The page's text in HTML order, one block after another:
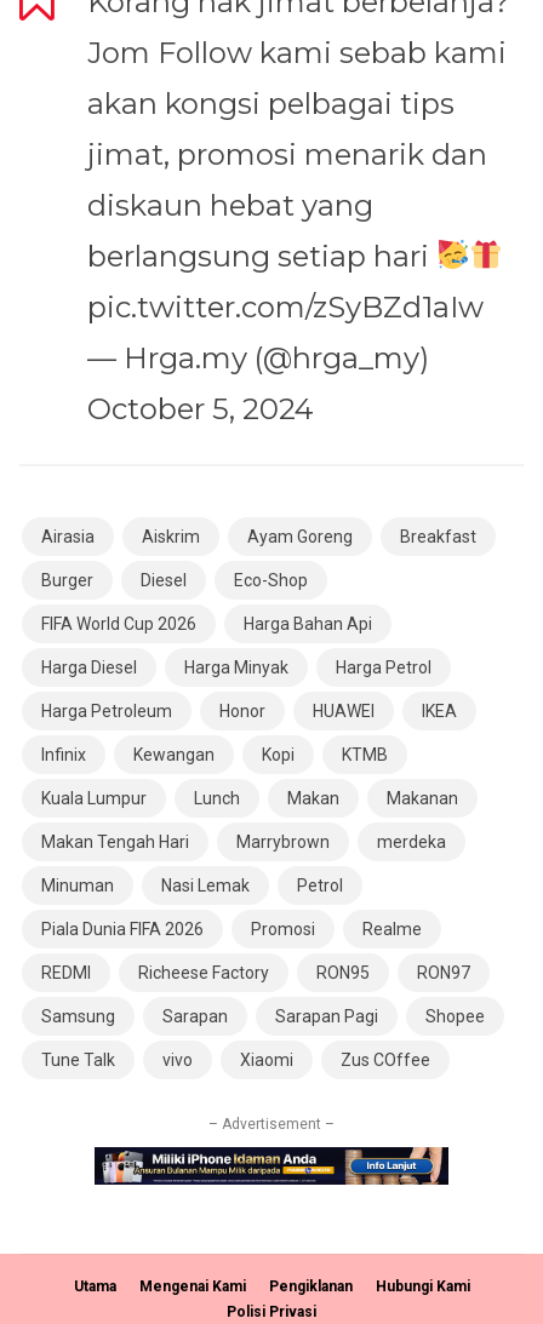
Jom Follow kami sebab kami
akan kongsi pelbagai tips
jimat, promosi menarik dan
diskaun hebat yang
berlangsung setiap hari
pic.twitter.com/zSyBZd1aIw
— Hrga.my (@hrga_my)
October 5, 2024
Airasia Aiskrim Ayam Goreng Breakfast
Burger Diesel Eco-Shop
FIFA World Cup 2026 Harga Bahan Api
Harga Diesel Harga Minyak Harga Petrol
Harga Petroleum Honor HUAWEI IKEA
Infinix Kewangan Kopi KTMB
Kuala Lumpur Lunch Makan Makanan
Makan Tengah Hari Marrybrown merdeka
Minuman Nasi Lemak Petrol
Piala Dunia FIFA 2026 Promosi Realme
REDMI Richeese Factory RON95 RON97
Samsung Sarapan Sarapan Pagi Shopee
Tune Talk vivo Xiaomi Zus COffee
– Advertisement –
Utama Mengenai Kami Pengiklanan
Hubungi Kami
Polisi Privasi